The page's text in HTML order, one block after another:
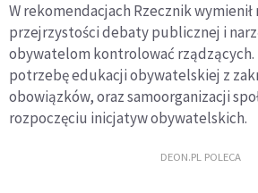
W rekomendacjach Rzecznik wymienił
przejrzystości debaty publicznej i
obywatelom kontrolować rządzących.
potrzebę edukacji obywatelskiej z
obowiązków, oraz samoorganizacji
rozpoczęciu inicjatyw obywatelskich.
DEON.PL POLECA